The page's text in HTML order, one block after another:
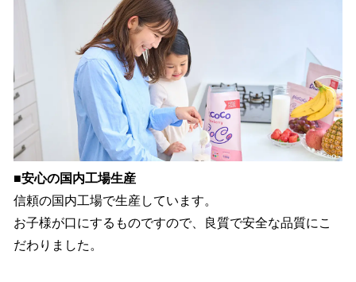
■安心の国内工場生産
信頼の国内工場で生産しています。
お子様が口にするものですので、良質で安全な品質にこ
だわりました。